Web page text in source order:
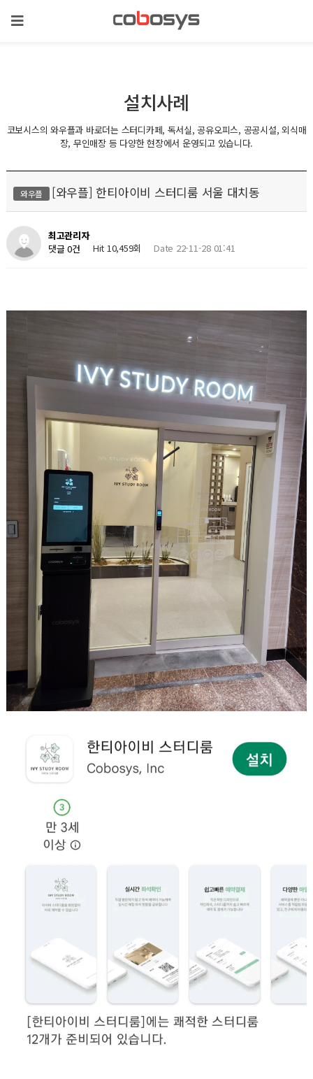
설치사례
코보시스의 와우플과 바로더는 스터디카페, 독서실, 공유오피스, 공공시설, 외식매
장, 무인매장 등 다양한 현장에서 운영되고 있습니다.
와우플 [와우플] 한티아이비 스터디룸 서울 대치동
최고관리자
댓글 0건
Hit 10,459회 Date 22-11-28 01:41